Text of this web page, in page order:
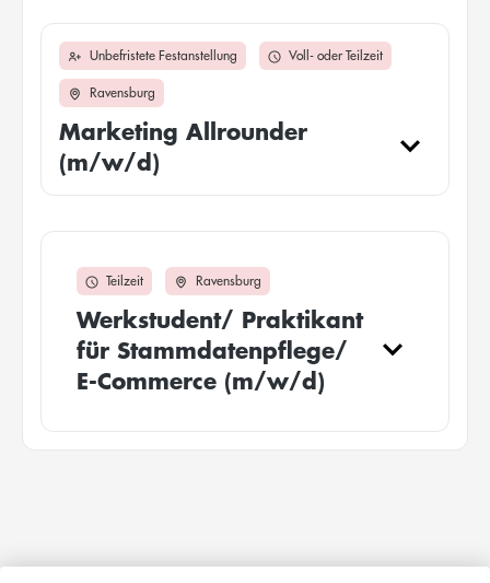
Unbefristete Festanstellung
Voll- oder Teilzeit
Ravensburg
Marketing Allrounder
(m/w/d)
Teilzeit Ravensburg
Werkstudent/ Praktikant
für Stammdatenpflege/
E-Commerce (m/w/d)